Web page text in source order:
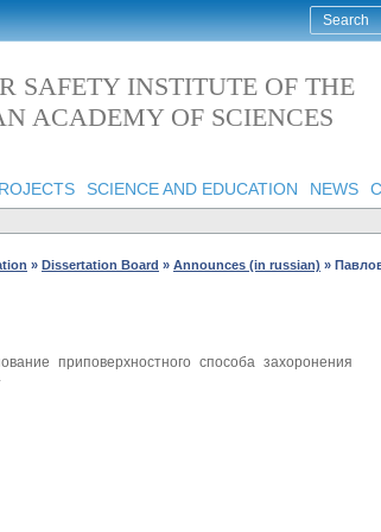
SAFETY INSTITUTE OF THE
ACADEMY OF SCIENCES
SCIENCE AND EDUCATION NEWS
» Dissertation Board » Announces (in russian) »
приповерхностного способа захоронения